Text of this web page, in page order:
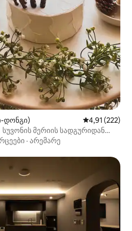
დონგი) საშუალო
4,91 (222)
სუვონის მერიის სადგურიდან
+ Teabing)
· არემარე